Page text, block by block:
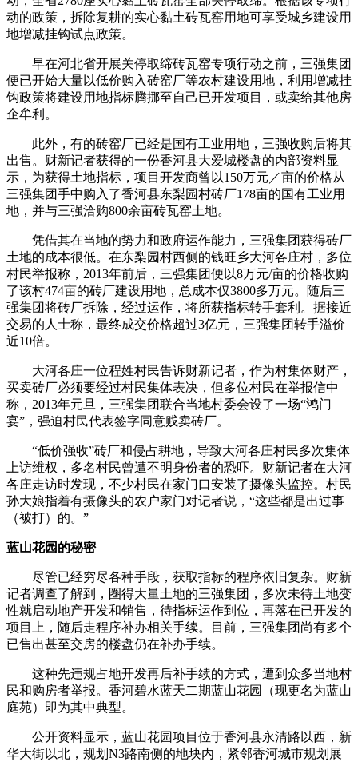
动的政策，拆除复耕的实心黏土砖瓦窑用地可享受城乡建设用
地增减挂钩试点政策。
早在河北省开展关停取缔砖瓦窑专项行动之前，三强集团
便已开始大量以低价购入砖窑厂等农村建设用地，利用增减挂
钩政策将建设用地指标腾挪至自己已开发项目，或卖给其他房
企牟利。
此外，有的砖窑厂已经是国有工业用地，三强收购后将其
出售。财新记者获得的一份香河县大爱城楼盘的内部资料显
示，为获得土地指标，项目开发商曾以150万元／亩的价格从
三强集团手中购入了香河县东梨园村砖厂178亩的国有工业用
地，并与三强洽购800余亩砖瓦窑土地。
凭借其在当地的势力和政府运作能力，三强集团获得砖厂
土地的成本很低。在东梨园村西侧的钱旺乡大河各庄村，多位
村民举报称，2013年前后，三强集团便以8万元/亩的价格收购
了该村474亩的砖厂建设用地，总成本仅3800多万元。随后三
强集团将砖厂拆除，经过运作，将所获指标转手套利。据接近
交易的人士称，最终成交价格超过3亿元，三强集团转手溢价
近10倍。
大河各庄一位程姓村民告诉财新记者，作为村集体财产，
买卖砖厂必须要经过村民集体表决，但多位村民在举报信中
称，2013年元旦，三强集团联合当地村委会设了一场“鸿门
宴”，强迫村民代表签字同意贱卖砖厂。
“低价强收”砖厂和侵占耕地，导致大河各庄村民多次集体
上访维权，多名村民曾遭不明身份者的恐吓。财新记者在大河
各庄走访时发现，不少村民在家门口安装了摄像头监控。村民
孙大娘指着有摄像头的农户家门对记者说，“这些都是出过事
（被打）的。”
蓝山花园的秘密
尽管已经穷尽各种手段，获取指标的程序依旧复杂。财新
记者调查了解到，圈得大量土地的三强集团，多次未待土地变
性就启动地产开发和销售，待指标运作到位，再落在已开发的
项目上，随后走程序补办相关手续。目前，三强集团尚有多个
已售出甚至交房的楼盘仍在补办手续。
这种先违规占地开发再后补手续的方式，遭到众多当地村
民和购房者举报。香河碧水蓝天二期蓝山花园（现更名为蓝山
庭苑）即为其中典型。
公开资料显示，蓝山花园项目位于香河县永清路以西，新
华大街以北，规划N3路南侧的地块内，紧邻香河城市规划展